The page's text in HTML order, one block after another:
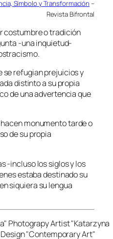
Símbolo y Transformación –
Revista Bifrontal
costumbre o tradición
-una inquietud-
se refugian prejuicios y
distinto a su propia
de una advertencia que
monumento tarde o
de su propia
-incluso los siglos y los
estaba destinado su
siquiera su lengua